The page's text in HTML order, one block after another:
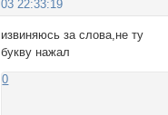
03 22:33:19
извиняюсь за слова,не ту
букву нажал
0